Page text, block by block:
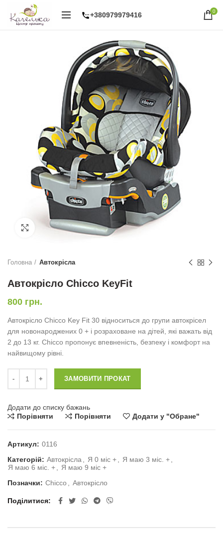
+380979979416 0
Натисніть, щоб збільшити
Головна Автокрісла
Автокрісло Chicco KeyFit
800 грн.
Автокрісло Chicco Key Fit 30 відноситься до групи автокрісел
для новонароджених 0 + і розраховане на дітей, які важать від
2 до 13 кг. Chicco пропонує впевненість, безпеку і комфорт на
найвищому рівні.
ЗАМОВИТИ ПРОКАТ
Додати до списку бажань
Порівняти
Порівняти Додати у "Обране"
Артикул: 0116
Категорій: Автокрісла Я 0 міс + Я маю 3 міс. +
Я маю 6 міс. +
Я маю 9 міс +
Позначки: Chicco Автокрісло
Поділитися